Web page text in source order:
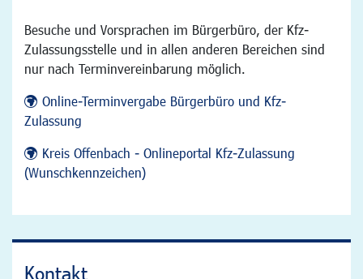
Besuche und Vorsprachen im Bürgerbüro, der Kfz-
Zulassungsstelle und in allen anderen Bereichen sind
nur nach Terminvereinbarung möglich.
Online-Terminvergabe Bürgerbüro und Kfz-
Zulassung
Kreis Offenbach - Onlineportal Kfz-Zulassung
(Wunschkennzeichen)
Kontakt